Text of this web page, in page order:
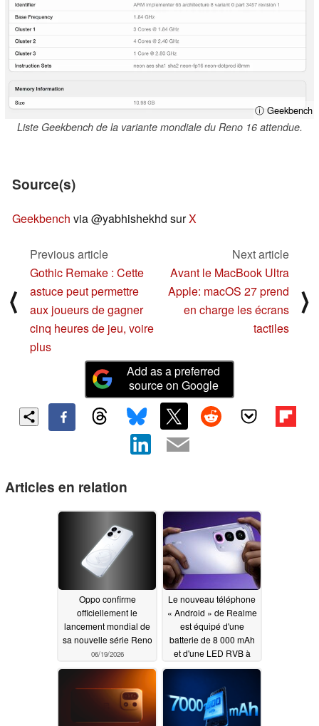
ⓘ Geekbench
Liste Geekbench de la variante mondiale du Reno 16 attendue.
Source(s)
Geekbench via @yabhishekhd surX
⟨
Previous article
Gothic Remake : Cette
astuce peut permettre
aux joueurs de gagner
cinq heures de jeu, voire
plus
Next article
Avant le MacBook Ultra
Apple: macOS 27 prend
en charge les écrans
tactiles
⟩
Add as a preferred
source on Google
Articles en relation
Oppo confirme
officiellement le
lancement mondial de
sa nouvelle série Reno
06/19/2026
Le nouveau téléphone
« Android » de Realme
est équipé d'une
batterie de 8 000 mAh
et d'une LED RVB à
l'arrière06/11/2026